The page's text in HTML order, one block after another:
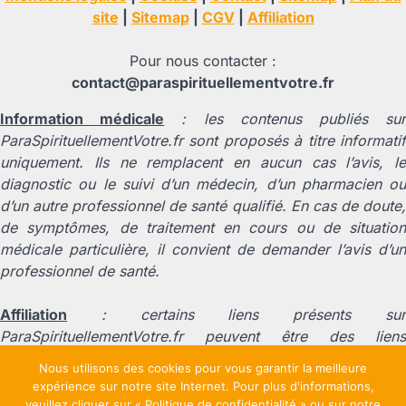
site
Sitemap| CGV| Affiliation
Pour nous contacter :
contact@paraspirituellementvotre.fr
Information médicale : les contenus publiés sur
ParaSpirituellementVotre.fr sont proposés à titre informatif
uniquement. Ils ne remplacent en aucun cas l’avis, le
diagnostic ou le suivi d’un médecin, d’un pharmacien ou
d’un autre professionnel de santé qualifié. En cas de doute,
de symptômes, de traitement en cours ou de situation
médicale particulière, il convient de demander l’avis d’un
professionnel de santé.
Affiliation : certains liens présents sur
ParaSpirituellementVotre.fr peuvent être des liens
commission si un achat est effectué après un clic sur l’un
de ces liens, sans coût supplémentaire pour l’utilisateur.
Nous utilisons des cookies pour vous garantir la meilleure
expérience sur notre site Internet. Pour plus d'informations,